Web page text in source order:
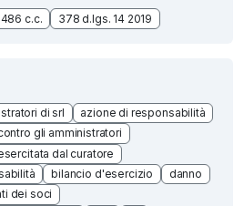
c.c. 378 d.lgs. 14 2019
di srl
azione di responsabilità
gli amministratori
dal curatore
bilancio d'esercizio
danno
dei soci